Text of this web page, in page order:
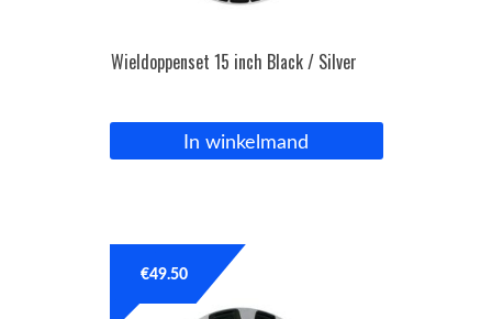
Wieldoppenset 15 inch Black / Silver
In winkelmand
€49.50